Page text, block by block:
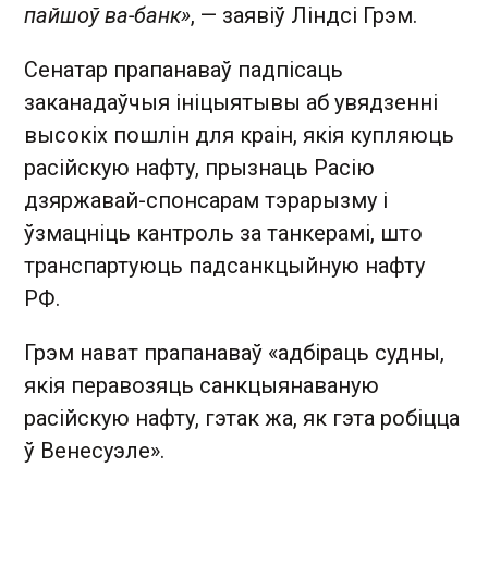
пайшоў ва-банк», — заявіў Ліндсі Грэм.
Сенатар прапанаваў падпісаць
заканадаўчыя ініцыятывы аб увядзенні
высокіх пошлін для краін, якія купляюць
расійскую нафту, прызнаць Расію
дзяржавай-спонсарам тэрарызму і
ўзмацніць кантроль за танкерамі, што
транспартуюць падсанкцыйную нафту
РФ.
Грэм нават прапанаваў «адбіраць судны,
якія перавозяць санкцыянаваную
расійскую нафту, гэтак жа, як гэта робіцца
ў Венесуэле».